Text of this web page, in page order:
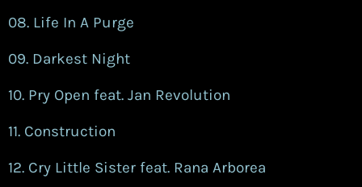
08. Life In A Purge
09. Darkest Night
10. Pry Open feat. Jan Revolution
11. Construction
12. Cry Little Sister feat. Rana Arborea